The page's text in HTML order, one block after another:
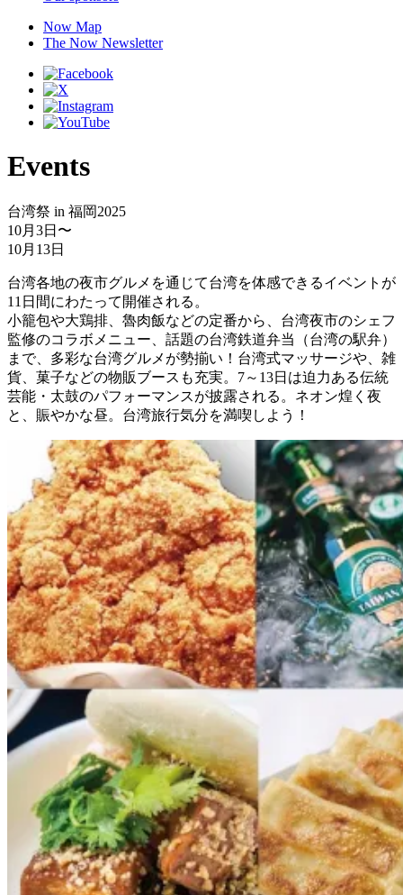
Now Map
The Now Newsletter
Events
台湾祭 in 福岡2025
10月3日 〜
10月13日
台湾各地の夜市グルメを通じて台湾を体感できるイベントが
11日間にわたって開催される。
小籠包や大鶏排、魯肉飯などの定番から、台湾夜市のシェフ
監修のコラボメニュー、話題の台湾鉄道弁当（台湾の駅弁）
まで、多彩な台湾グルメが勢揃い！台湾式マッサージや、雑
貨、菓子などの物販ブースも充実。7～13日は迫力ある伝統
芸能・太鼓のパフォーマンスが披露される。ネオン煌く夜
と、賑やかな昼。台湾旅行気分を満喫しよう！